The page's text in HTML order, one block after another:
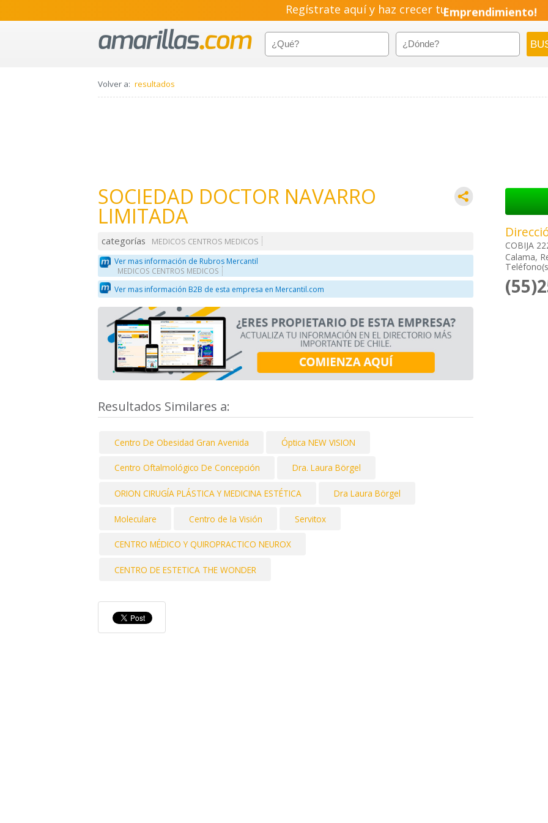
Regístrate aquí y haz crecer tuEmprendimiento!
Volver a: resultados
SOCIEDAD DOCTOR NAVARRO
LIMITADA
categorías
MEDICOS CENTROS MEDICOS
Ver mas información de Rubros Mercantil
MEDICOS CENTROS MEDICOS
Ver mas información B2B de esta empresa en Mercantil.com
Resultados Similares a:
Centro De Obesidad Gran Avenida Óptica NEW VISION
Centro Oftalmológico De Concepción Dra. Laura Börgel
ORION CIRUGÍA PLÁSTICA Y MEDICINA ESTÉTICA Dra Laura Börgel
Moleculare Centro de la Visión Servitox
CENTRO MÉDICO Y QUIROPRACTICO NEUROX
CENTRO DE ESTETICA THE WONDER
COBIJA
Calama,